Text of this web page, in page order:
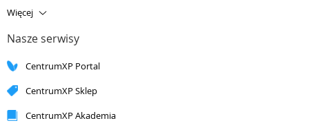
Gold
Application Integration
Gold Cloud Productivity
Gold Small and Midmarket Cloud Solutions
Silver
Silver Application Integration
Silver Cloud Platform
Więcej
Nasze serwisy
CentrumXP Portal
CentrumXP Sklep
CentrumXP Akademia